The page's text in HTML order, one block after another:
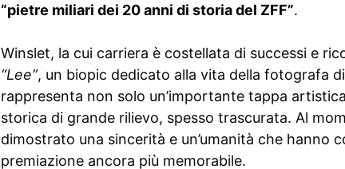
“pietre miliari dei 20 anni di storia del ZFF”.
Winslet, la cui carriera è costellata di successi e
“Lee”, un biopic dedicato alla vita della fotografa
rappresenta non solo un’importante tappa
storica di grande rilievo, spesso trascurata. Al
dimostrato una sincerità e un’umanità che hanno
premiazione ancora più memorabile.